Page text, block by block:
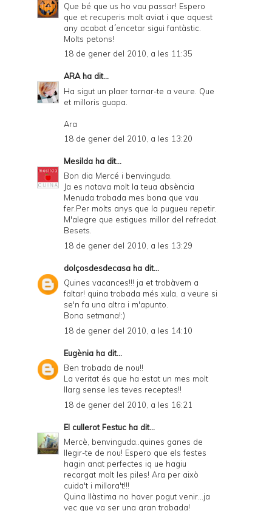
Que bé que us ho vau passar! Espero
que et recuperis molt aviat i que aquest
any acabat d´encetar sigui fantàstic.
Molts petons!
18 de gener del 2010, a les 11:35
ARAha dit...
Ha sigut un plaer tornar-te a veure. Que
et milloris guapa.
Ara
18 de gener del 2010, a les 13:20
Mesilda ha dit...
Bon dia Mercé i benvinguda.
Ja es notava molt la teua absència
Menuda trobada mes bona que vau
fer.Per molts anys que la pugueu repetir.
M'alegre que estigues millor del refredat.
Besets.
18 de gener del 2010, a les 13:29
dolçosdesdecasa ha dit...
Quines vacances!!! ja et trobàvem a
faltar! quina trobada més xula, a veure si
se'n fa una altra i m'apunto.
Bona setmana!:)
18 de gener del 2010, a les 14:10
Eugènia ha dit...
Ben trobada de nou!!
La veritat és que ha estat un mes molt
llarg sense les teves receptes!!
18 de gener del 2010, a les 16:21
El cullerot Festuc ha dit...
Mercè, benvinguda..quines ganes de
llegir-te de nou! Espero que els festes
hagin anat perfectes iq ue hagiu
recargat molt les piles! Ara per això
cuida't i millora't!!!
Quina llàstima no haver pogut venir...ja
vec que va ser una gran trobada!